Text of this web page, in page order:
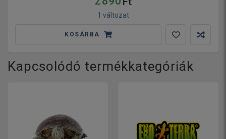
1 változat
KOSÁRBA
Kapcsolódó termékkategóriák